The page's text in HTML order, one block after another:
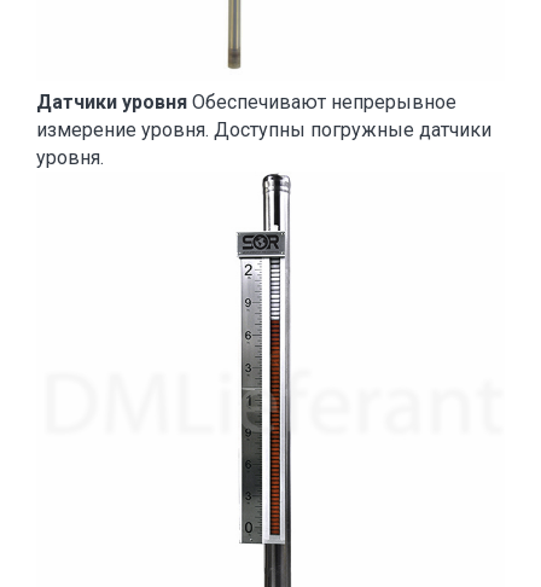
Датчики уровня Обеспечивают непрерывное
измерение уровня. Доступны погружные датчики
уровня.